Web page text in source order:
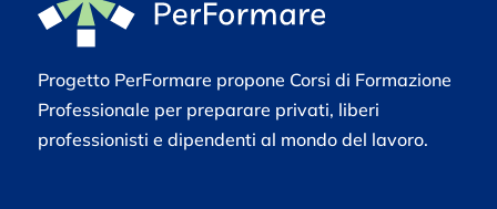
Progetto PerFormare propone Corsi di Formazione
Professionale per preparare privati, liberi
professionisti e dipendenti al mondo del lavoro.